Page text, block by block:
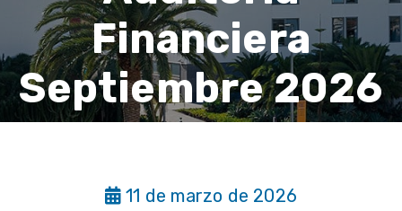
Financiera
Septiembre 2026
11 de marzo de 2026